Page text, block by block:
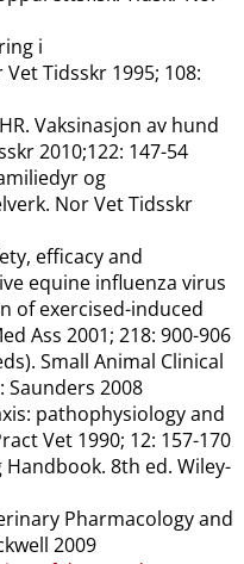
i
Tidsskr 1995; 108:
Vaksinasjon av hund
2010;122: 147-54
og
Nor Vet Tidsskr
efficacy and
equine influenza virus
of exercised-induced
Ass 2001; 218: 900-906
Small Animal Clinical
Saunders 2008
pathophysiology and
Vet 1990; 12: 157-170
8th ed. Wiley-
Pharmacology and
2009